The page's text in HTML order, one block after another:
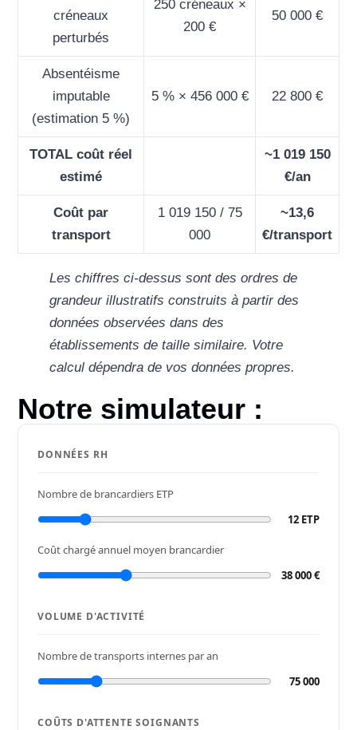
créneaux
perturbés
250 créneaux ×
200 €
50 000 €
Absentéisme
imputable
(estimation 5 %)
5 % × 456 000 € 22 800 €
TOTAL coût réel
estimé
~1 019 150
€/an
Coût par
transport
1 019 150 / 75
000
~13,6
€/transport
Les chiffres ci-dessus sont des ordres de
grandeur illustratifs construits à partir des
données observées dans des
établissements de taille similaire. Votre
calcul dépendra de vos données propres.
Notre simulateur :
S
m
DONNÉES RH
Nombre de brancardiers ETP
12 ETP
Coût chargé annuel moyen brancardier
38 000 €
VOLUME D'ACTIVITÉ
Nombre de transports internes par an
75 000
COÛTS D'ATTENTE SOIGNANTS